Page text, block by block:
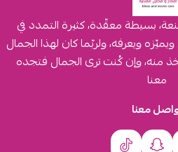
بسيطة معقّدة، كثيرة التمدد في
ويعرفه، ولربّما كان لهذا الجمال
منه، وإن كُنت ترى الجمال فتجده
معنا
معنا